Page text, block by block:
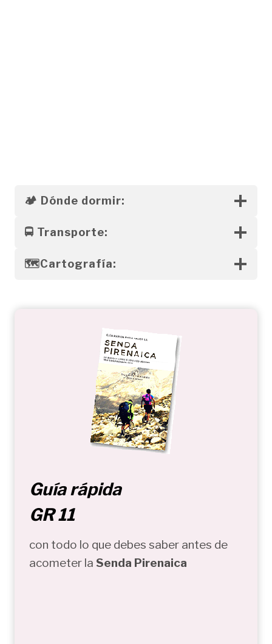
🏕️ Dónde dormir:
🚍 Transporte:
🗺️Cartografía:
Guía rápida
GR 11
con todo lo que debes saber antes de
acometer la Senda Pirenaica